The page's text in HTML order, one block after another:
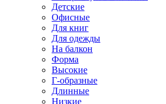
Детские
Офисные
Для книг
Для одежды
На балкон
Форма
Высокие
Г-образные
Длинные
Низкие